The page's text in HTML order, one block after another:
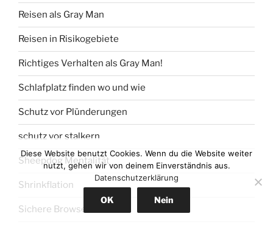
Reisen als Gray Man
Reisen in Risikogebiete
Richtiges Verhalten als Gray Man!
Schlafplatz finden wo und wie
Schutz vor Plünderungen
schutz vor stalkern
Sheepdog Mentalität
Shrinkflation
Sichere Browser und VPN
Diese Website benutzt Cookies. Wenn du die Website weiter
nutzt, gehen wir von deinem Einverständnis aus.
Datenschutzerklärung
OK Nein